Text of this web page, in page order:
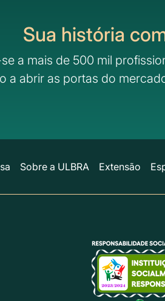
Sua história
a mais de 500 mil
a abrir as portas do
Sobre a ULBRA Extensão